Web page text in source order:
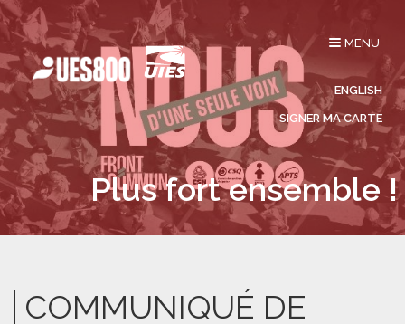
Affichage
menu
MENU
ENGLISH
SIGNER MA CARTE
Plus fort ensemble !
COMMUNIQUÉ DE